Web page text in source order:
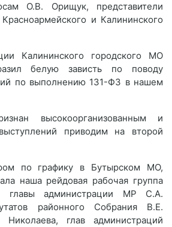
О.В. Орищук, представители
и Калининского
Калининского городского МО
белую зависть по поводу
по выполнению 131-ФЗ в нашем
высокоорганизованным и
приводим на второй
по графику в Бутырском МО,
наша рейдовая рабочая группа
главы администрации МР С.А.
районного Собрания В.Е.
глав администраций